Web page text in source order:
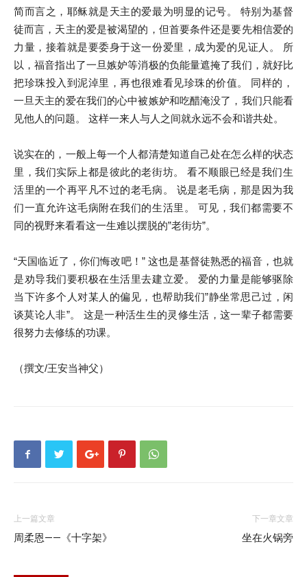
简而言之，耶稣就是天主的爱最为明显的记号。 特别为基督
徒而言，天主的爱是被渴望的，但首要条件还是要先相信爱的
力量，接着就是要委身于这一份爱里，成为爱的见证人。 所
以，福音指出了一旦嫉妒等消极的负能量遮掩了我们，就好比
把珍珠投入到泥淖里，再也很难看见珍珠的价值。 同样的，
一旦天主的爱在我们的心中被嫉妒和吃醋淹没了，我们只能看
见他人的问题。 这样一来人与人之间就永远不会和谐共处。
说实在的，一般上每一个人都清楚知道自己处在怎么样的状态
里，我们实际上都是彼此的老街坊。 看不顺眼已经是我们生
活里的一个再平凡不过的老毛病。 说是老毛病，那是因为我
们一直允许这毛病附在我们的生活里。 可见，我们都需要不
同的视野来看看这一生难以摆脱的”老街坊”。
“天国临近了，你们悔改吧！” 这也是基督徒熟悉的福音，也就
是劝导我们要积极在生活里去建立爱。 爱的力量是能够驱除
当下许多个人对某人的偏见，也帮助我们”静坐常思己过，闲
谈莫论人非”。 这是一种活生生的灵修生活，这一辈子都需要
很努力去修练的功课。
（撰文/王安当神父）
上一篇文章
周柔恩——《十字架》
下一章文章
坐在火锅旁